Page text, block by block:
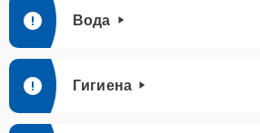
Вода
Гигиена